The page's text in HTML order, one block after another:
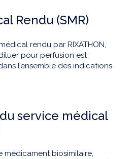
Rendu (SMR)
rendu par RIXATHON,
pour perfusion est
l’ensemble des indications
service médical
médicament biosimilaire,